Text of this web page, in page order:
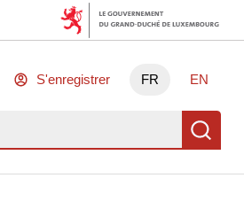
S'enregistrer FR EN